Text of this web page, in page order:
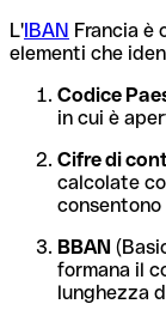
L'IBAN Francia è
elementi che
Codice
in cui è
Cifre di
calcolate
BBAN
formana il
lunghezza